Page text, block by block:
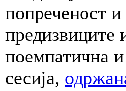
попреченост и
предизвиците
поемпатична и
сесија,